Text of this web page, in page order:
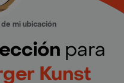
mi ubicación
para
Kunst